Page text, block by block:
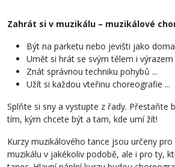
Zahrát si v muzikálu – muzikálové
Být na parketu nebo jevišti jako doma
Umět si hrát se svým tělem i výrazem
Znát správnou techniku pohybů ...
Užít si každou vteřinu choreografie ...
Splňte si sny a vystupte z řady. Přestaňte
tím, kým chcete být a tam, kde umí žít!
Kurzy muzikálového tance jsou určeny
muzikálu v jakékoliv podobě, ale i pro ty,